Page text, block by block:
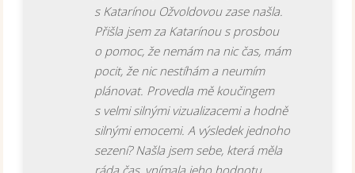
s Katarínou Ožvoldovou zase našla.
Přišla jsem za Katarínou s prosbou
o pomoc, že nemám na nic čas, mám
pocit, že nic nestíhám a neumím
plánovat. Provedla mě koučingem
s velmi silnými vizualizacemi a hodně
silnými emocemi. A výsledek jednoho
sezení? Našla jsem sebe, která měla